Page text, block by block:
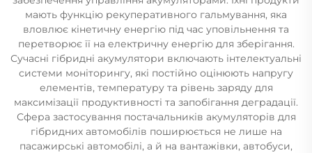
мають функцію рекуперативного гальмування, яка
вловлює кінетичну енергію під час уповільнення та
перетворює її на електричну енергію для зберігання.
Сучасні гібридні акумулятори включають інтелектуальні
системи моніторингу, які постійно оцінюють напругу
елементів, температуру та рівень заряду для
максимізації продуктивності та запобігання деградації.
Сфера застосування постачальників акумуляторів для
гібридних автомобілів поширюється не лише на
пасажирські автомобілі, а й на вантажівки, автобуси,